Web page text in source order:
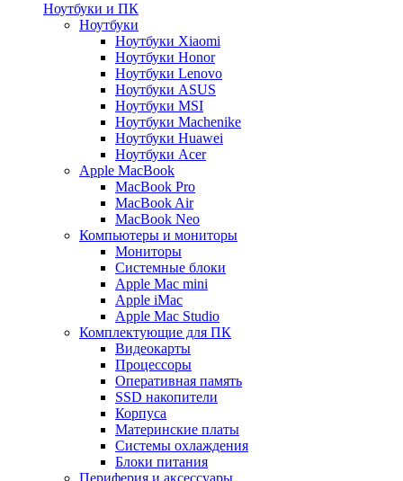
Ноутбуки и ПК
Ноутбуки
Ноутбуки Xiaomi
Ноутбуки Honor
Ноутбуки Lenovo
Ноутбуки ASUS
Ноутбуки MSI
Ноутбуки Machenike
Ноутбуки Huawei
Ноутбуки Acer
Apple MacBook
MacBook Pro
MacBook Air
MacBook Neo
Компьютеры и мониторы
Мониторы
Системные блоки
Apple Mac mini
Apple iMac
Apple Mac Studio
Комплектующие для ПК
Видеокарты
Процессоры
Оперативная память
SSD накопители
Корпуса
Материнские платы
Системы охлаждения
Блоки питания
Периферия и аксессуары